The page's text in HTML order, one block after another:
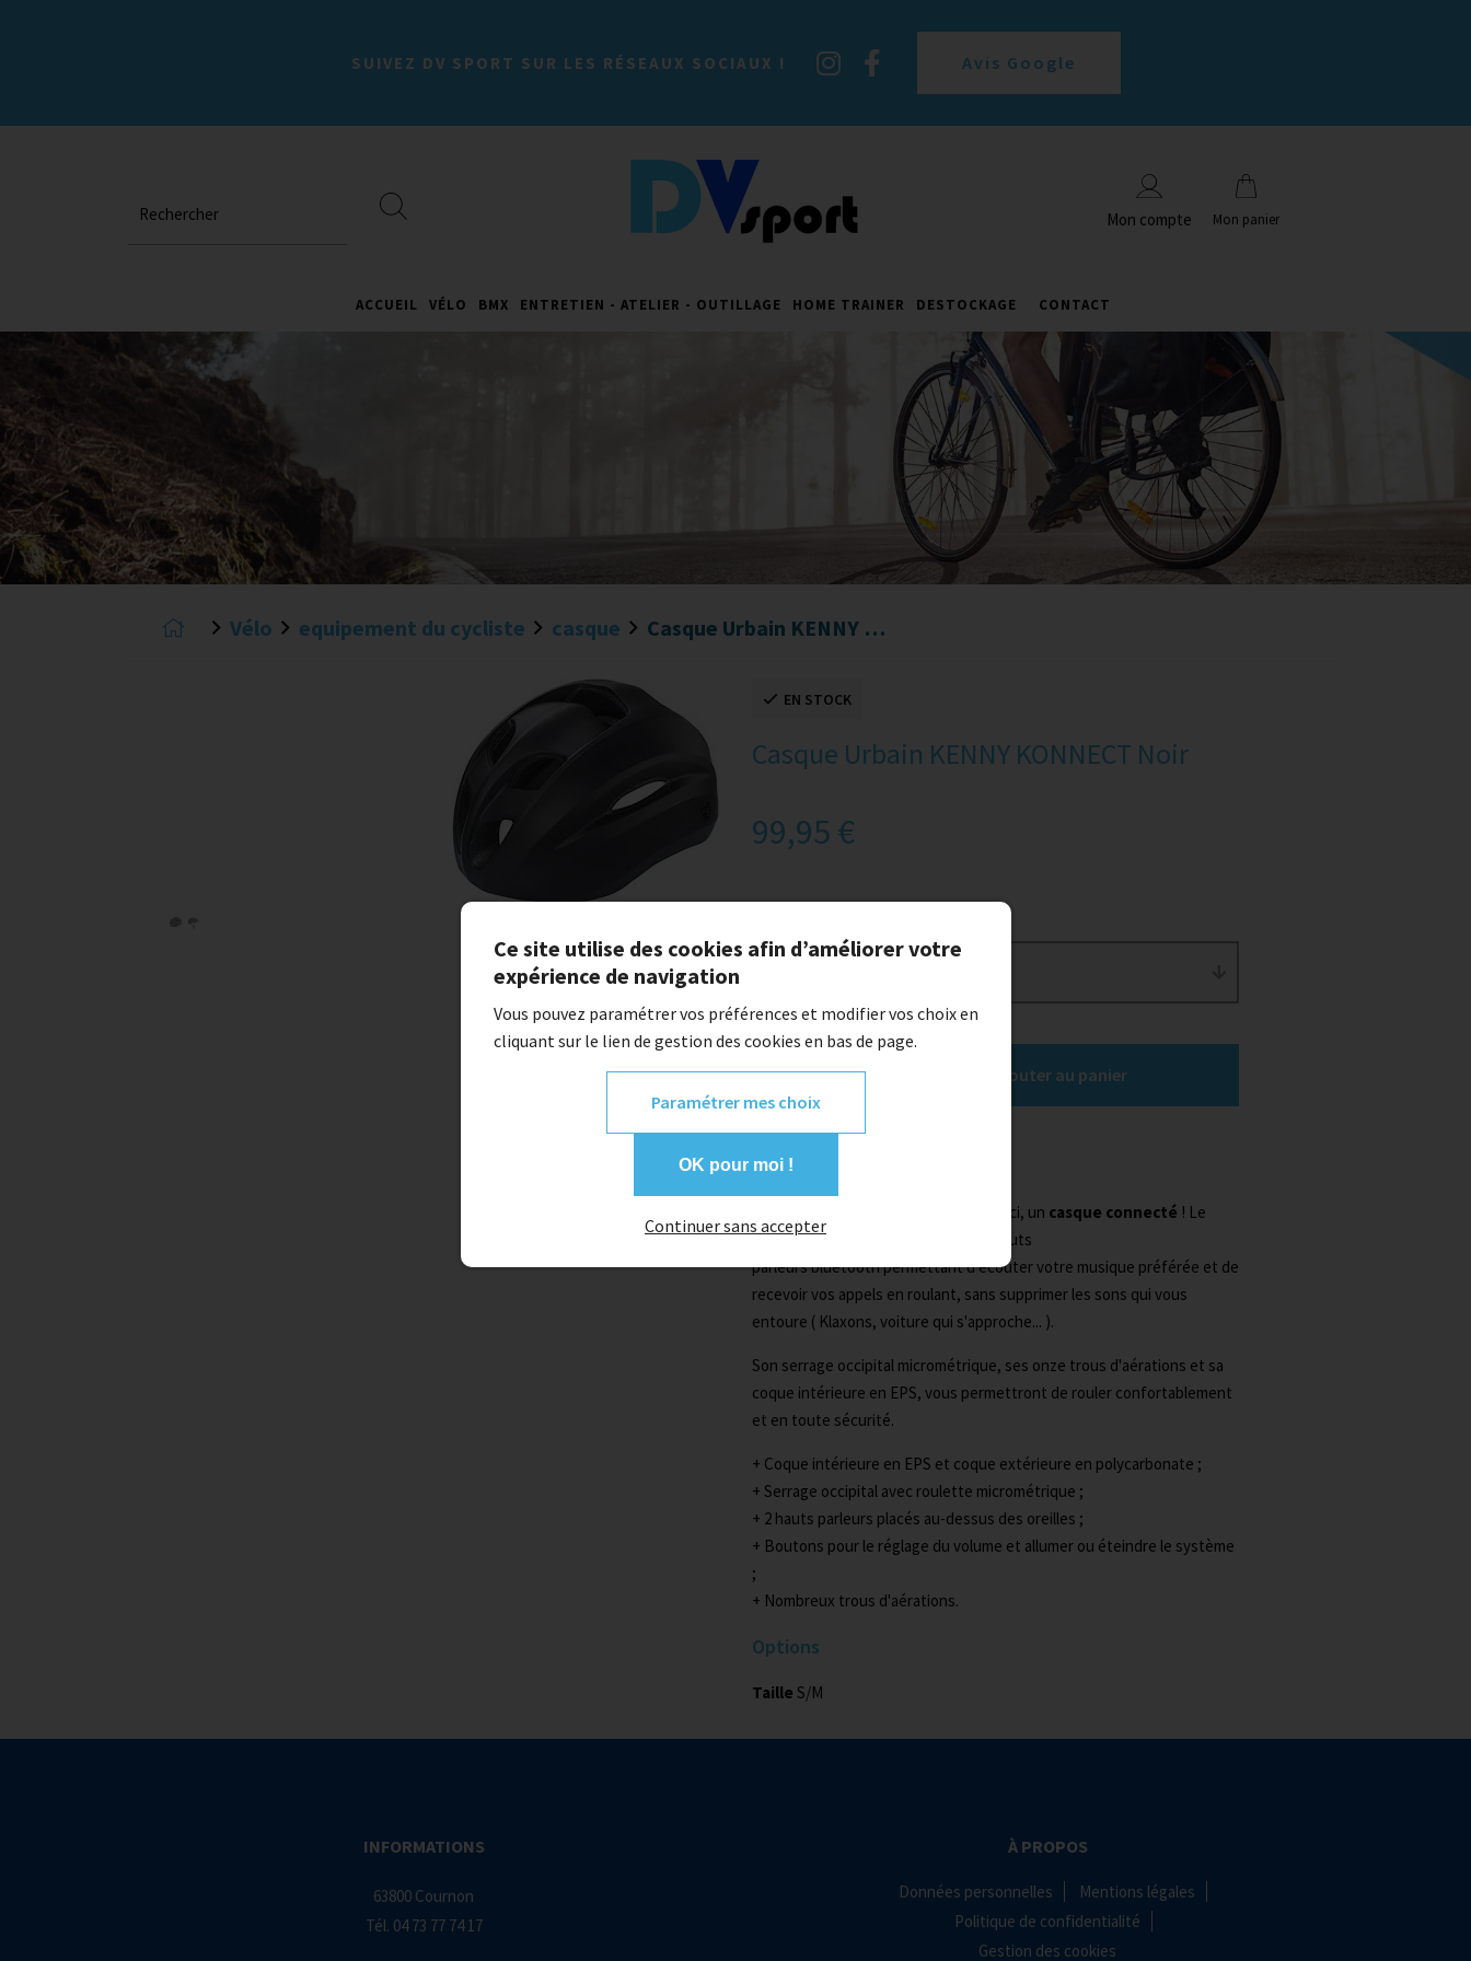
SUIVEZ DV SPORT SUR LES RÉSEAUX SOCIAUX ! Avis Google
Rechercher Mon compte Mon panier
ACCUEIL VÉLO BMX ENTRETIEN - ATELIER - OUTILLAGE HOME TRAINER DESTOCKAGE CONTACT
Vélo equipement du cycliste casque Casque Urbain KENNY KONNECT Noir
EN STOCK
Casque Urbain KENNY KONNECT Noir
99,95 €
Quantité
1 Ajouter au panier
Description
propose ici, un casque connecté ! Le
modèleKonnect
intègre de petits hauts
parleurs bluetooth permettant d'écouter votre musique préférée et de
recevoir vos appels en roulant, sans supprimer les sons qui vous
entoure ( Klaxons, voiture qui s'approche... ).
Son serrage occipital micrométrique, ses onze trous d'aérations et sa
coque intérieure en EPS, vous permettront de rouler confortablement
et en toute sécurité.
+ Coque intérieure en EPS et coque extérieure en polycarbonate ;
+ Serrage occipital avec roulette micrométrique ;
+ 2 hauts parleurs placés au-dessus des oreilles ;
+ Boutons pour le réglage du volume et allumer ou éteindre le système
;
+ Nombreux trous d'aérations.
Options
Taille S/M
INFORMATIONS
63800 Cournon
Tél. 04 73 77 74 17
À PROPOS
Données personnelles
Mentions légales
Politique de confidentialité
Gestion des cookies
Ce site utilise des cookies afin d’améliorer votre
expérience de navigation
Vous pouvez paramétrer vos préférences et modifier vos choix en
cliquant sur le lien de gestion des cookies en bas de page.
Paramétrer mes choix
OK pour moi !
Continuer sans accepter